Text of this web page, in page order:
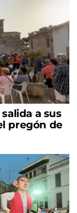
a sus
pregón de